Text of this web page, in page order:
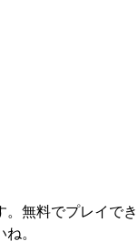
無料でプレイ
。